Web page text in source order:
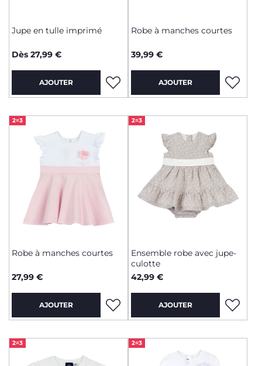
Jupe en tulle imprimé
Dès 27,99 €
AJOUTER
Robe à manches courtes
39,99 €
AJOUTER
2=3
Robe à manches courtes
27,99 €
AJOUTER
2=3
Ensemble robe avec jupe-
culotte
42,99 €
AJOUTER
2=3 2=3